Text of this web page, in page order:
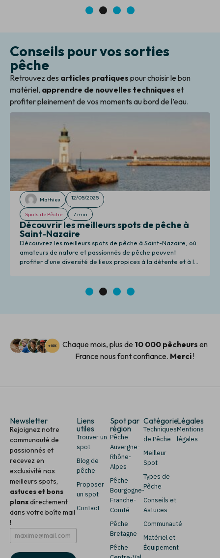
3 4
Conseils pour vos sorties
pêche
Retrouvez des articles pratiques pour choisir le bon
matériel, apprendre de nouvelles techniques et
profiter pleinement de vos moments au bord de l’eau.
Mathieu 12/05/2025
Spots de Pêche 7 min
Découvrir les meilleurs spots de pêche à
Saint-Nazaire
Découvrez les meilleurs spots de pêche à Saint-Nazaire, où
amateurs de nature et passionnés de pêche peuvent
profiter d'une diversité de lieux propices à la détente et à la
3 4
Chaque mois, plus de 10 000 pêcheurs en
France nous font confiance. Merci!
Newsletter
Rejoignez notre
communauté de
passionnés et
recevez en
exclusivité nos
meilleurs spots,
astuces et bons
plansdirectement
dans votre boîte mail
!
E
m
E
m
Liens
utiles
Trouver un
spot
Blog de
pêche
Proposer
un spot
Contact
Spot par
région
Pêche
Auvergne-
Rhône-
Alpes
Pêche
Bourgogne-
Franche-
Comté
Pêche
Bretagne
Pêche
Catégorie
Techniques
de Pêche
Meilleur
Spot
Types de
Pêche
Conseils et
Astuces
Communauté
Matériel et
Équipement
Légales
Mentions
légales